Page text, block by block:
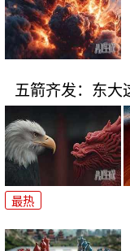
五箭齐发：东大
最热